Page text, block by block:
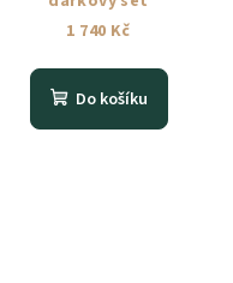
1 740 Kč
Do košíku